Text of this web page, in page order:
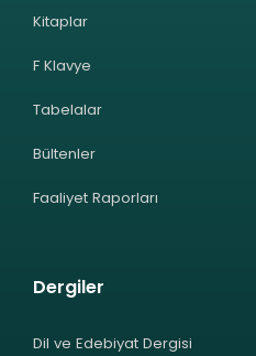
Kitaplar
F Klavye
Tabelalar
Bültenler
Faaliyet Raporları
Dergiler
Dil ve Edebiyat Dergisi